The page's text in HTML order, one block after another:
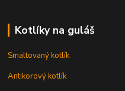
Kotlíky na guláš
Smaltovaný kotlík
Antikorový kotlík